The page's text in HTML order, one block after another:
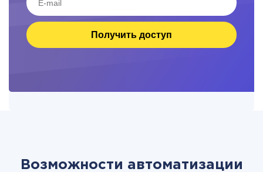
Получить доступ
Возможности автоматизации